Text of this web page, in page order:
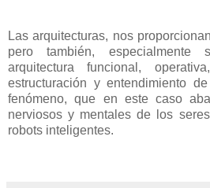
Las arquitecturas, nos
pero también,
arquitectura funcional,
estructuración y entendimiento
fenómeno, que en este caso
nerviosos y mentales de los
robots inteligentes.